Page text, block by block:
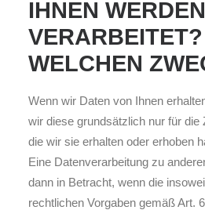
IHNEN
WELCHEN
Wenn wir Daten von Ihnen
wir diese grundsätzlich nur für die
die wir sie erhalten oder erhoben
Eine Datenverarbeitung zu
dann in Betracht, wenn die
rechtlichen Vorgaben gemäß Art.